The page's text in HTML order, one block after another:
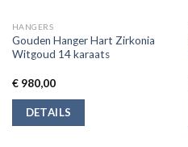
HANGERS
Gouden Hanger Hart Zirkonia
Witgoud 14 karaats
€980,00
DETAILS